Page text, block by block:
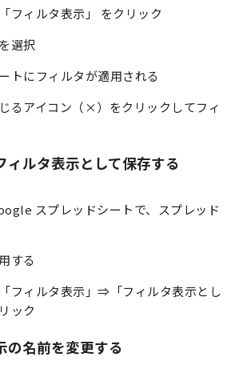
フィルタ表示」 をクリック
選択
トにフィルタが適用される
るアイコン（×）をクリックしてフィ
ィルタ表示として保存する
スプレッドシートで、スプレッド
する
フィルタ表示」⇒「フィルタ表示とし
ック
の名前を変更する